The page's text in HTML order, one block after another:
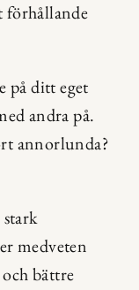
förhållande
på ditt eget
andra på.
annorlunda?
medveten
bättre